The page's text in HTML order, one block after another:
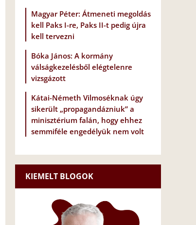
Magyar Péter: Átmeneti megoldás
kell Paks I-re, Paks II-t pedig újra
kell tervezni
Bóka János: A kormány
válságkezelésből elégtelenre
vizsgázott
Kátai-Németh Vilmoséknak úgy
sikerült „propagandázniuk” a
minisztérium falán, hogy ehhez
semmiféle engedélyük nem volt
KIEMELT BLOGOK